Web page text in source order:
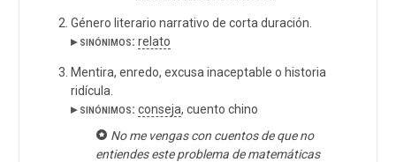
Género literario narrativo de corta duración.
▸ sinónimos: relato
Mentira, enredo, excusa inaceptable o historia
ridícula.
▸ sinónimos: conseja, cuento chino
No me vengas con cuentos de que no
entiendes este problema de matemáticas